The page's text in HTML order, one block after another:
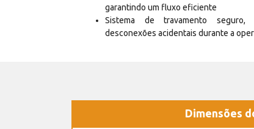
garantindo um fluxo eficiente
Sistema de travamento seguro,
desconexões acidentais durante a
Dimensões